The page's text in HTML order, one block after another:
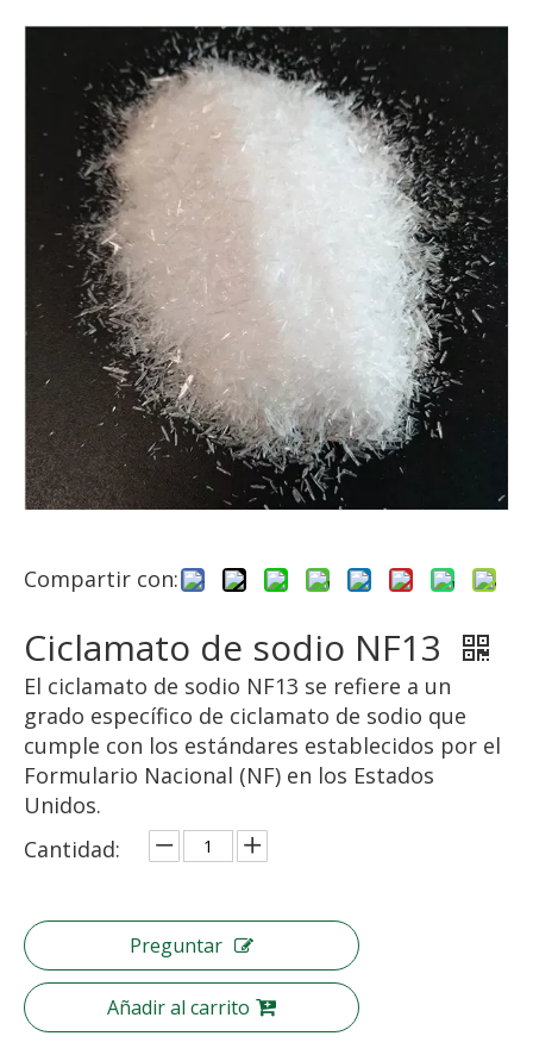
Compartir con:
Ciclamato de sodio NF13
El ciclamato de sodio NF13 se refiere a un
grado específico de ciclamato de sodio que
cumple con los estándares establecidos por el
Formulario Nacional (NF) en los Estados
Unidos.
Cantidad:
Preguntar
Añadir al carrito